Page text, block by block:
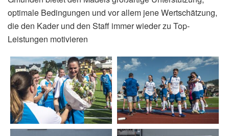
optimale Bedingungen und vor allem jene Wertschätzung,
die den Kader und den Staff immer wieder zu Top-
Leistungen motivieren